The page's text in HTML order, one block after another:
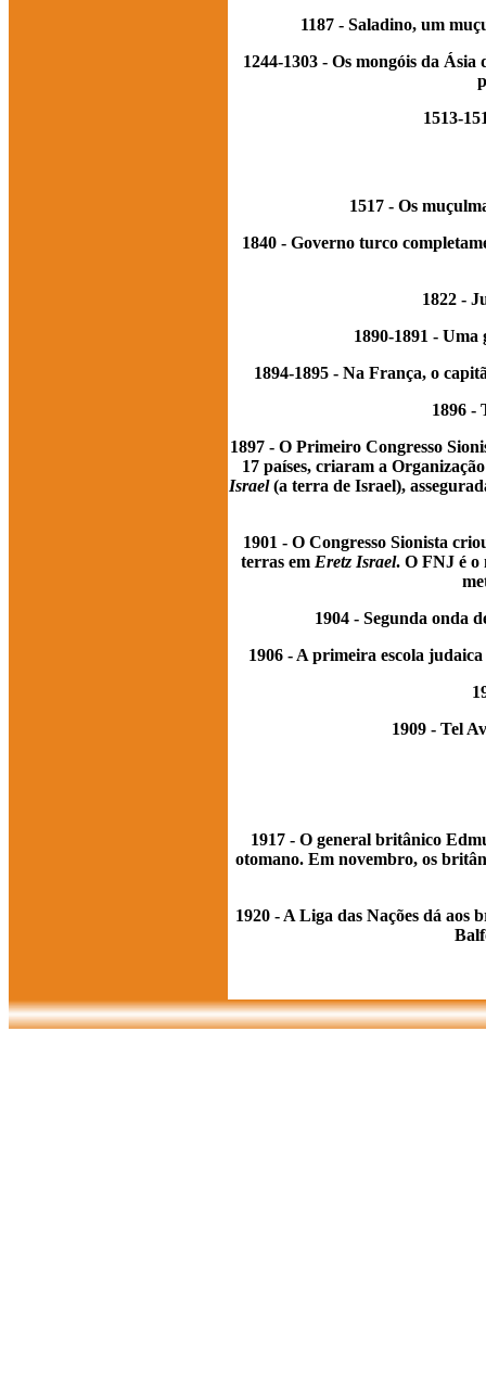
1187 - Saladino, um
1244-1303 - Os mongóis da
1513-
1517 - Os
1840 - Governo turco
1822 -
1890-1891 - Uma
1894-1895 - Na França, o
1896 -
1897 - O Primeiro Congresso
17 países, criaram a
Israel(a terra de Israel),
1901 - O Congresso Sionista
terras em Eretz Israel. O FNJ é
1904 - Segunda onda
1906 - A primeira escola
1909 - Tel
1917 - O general britânico
otomano. Em novembro, os
1920 - A Liga das Nações dá aos